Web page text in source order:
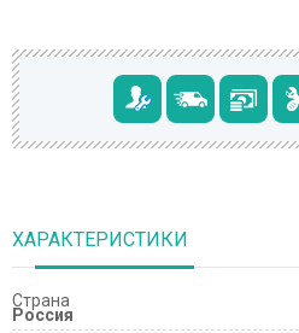
ХАРАКТЕРИСТИКИ
Страна
Россия